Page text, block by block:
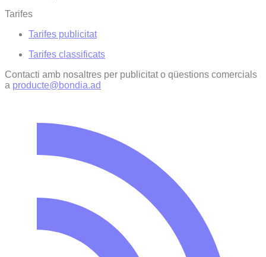
Tarifes
Tarifes publicitat
Tarifes classificats
Contacti amb nosaltres per publicitat o qüestions comercials
a producte@bondia.ad